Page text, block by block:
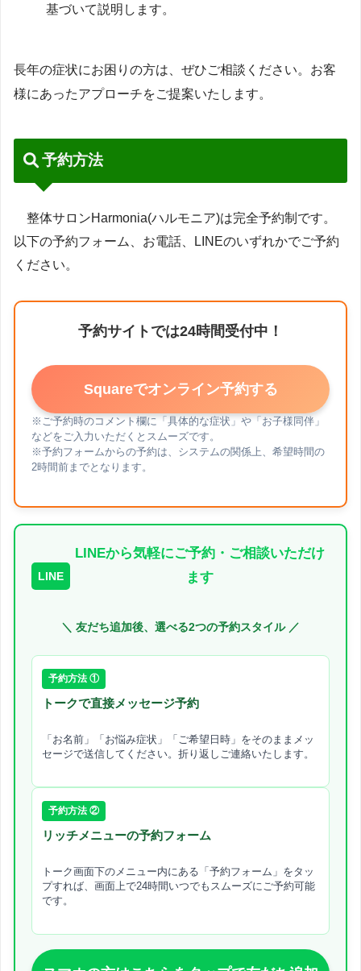
基づいて説明します。
長年の症状にお困りの方は、ぜひご相談ください。お客
様にあったアプローチをご提案いたします。
予約方法
整体サロンHarmonia(ハルモニア)は完全予約制です。
以下の予約フォーム、お電話、LINEのいずれかでご予約
ください。
予約サイトでは24時間受付中！
Squareでオンライン予約する
※ご予約時のコメント欄に「具体的な症状」や「お子様同伴」
などをご入力いただくとスムーズです。
※予約フォームからの予約は、システムの関係上、希望時間の
2時間前までとなります。
LINE
LINEから気軽にご予約・ご相談いただけ
ます
＼ 友だち追加後、選べる2つの予約スタイル ／
予約方法 ①
トークで直接メッセージ予約
「お名前」「お悩み症状」「ご希望日時」をそのままメッ
セージで送信してください。折り返しご連絡いたします。
予約方法 ②
リッチメニューの予約フォーム
トーク画面下のメニュー内にある「予約フォーム」をタッ
プすれば、画面上で24時間いつでもスムーズにご予約可能
です。